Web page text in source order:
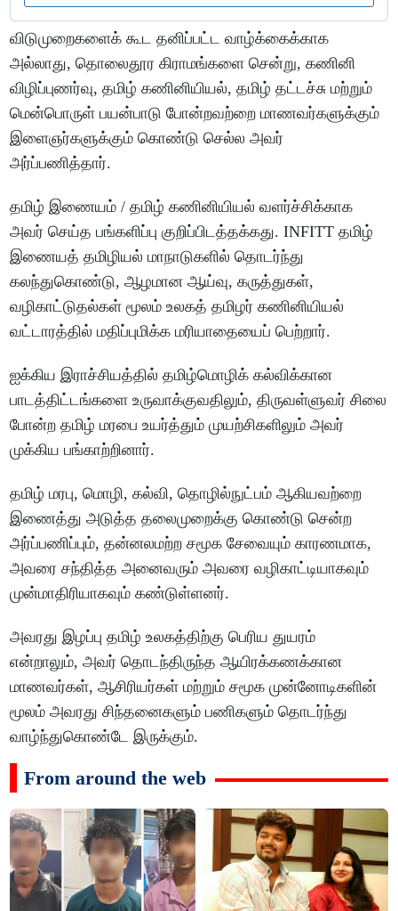
விடுமுறைகளைக் கூட தனிப்பட்ட வாழ்க்கைக்காக
அல்லாது, தொலைதூர கிராமங்களை சென்று, கணினி
விழிப்புணர்வு, தமிழ் கணினியியல், தமிழ் தட்டச்சு மற்றும்
மென்பொருள் பயன்பாடு போன்றவற்றை மாணவர்களுக்கும்
இளைஞர்களுக்கும் கொண்டு செல்ல அவர்
அர்ப்பணித்தார்.
தமிழ் இணையம் / தமிழ் கணினியியல் வளர்ச்சிக்காக
அவர் செய்த பங்களிப்பு குறிப்பிடத்தக்கது. INFITT தமிழ்
இணையத் தமிழியல் மாநாடுகளில் தொடர்ந்து
கலந்துகொண்டு, ஆழமான ஆய்வு, கருத்துகள்,
வழிகாட்டுதல்கள் மூலம் உலகத் தமிழர் கணினியியல்
வட்டாரத்தில் மதிப்புமிக்க மரியாதையைப் பெற்றார்.
ஐக்கிய இராச்சியத்தில் தமிழ்மொழிக் கல்விக்கான
பாடத்திட்டங்களை உருவாக்குவதிலும், திருவள்ளுவர் சிலை
போன்ற தமிழ் மரபை உயர்த்தும் முயற்சிகளிலும் அவர்
முக்கிய பங்காற்றினார்.
தமிழ் மரபு, மொழி, கல்வி, தொழில்நுட்பம் ஆகியவற்றை
இணைத்து அடுத்த தலைமுறைக்கு கொண்டு சென்ற
அர்ப்பணிப்பும், தன்னலமற்ற சமூக சேவையும் காரணமாக,
அவரை சந்தித்த அனைவரும் அவரை வழிகாட்டியாகவும்
முன்மாதிரியாகவும் கண்டுள்ளனர்.
அவரது இழப்பு தமிழ் உலகத்திற்கு பெரிய துயரம்
என்றாலும், அவர் தொடந்திருந்த ஆயிரக்கணக்கான
மாணவர்கள், ஆசிரியர்கள் மற்றும் சமூக முன்னோடிகளின்
மூலம் அவரது சிந்தனைகளும் பணிகளும் தொடர்ந்து
வாழ்ந்துகொண்டே இருக்கும்.
From around the web